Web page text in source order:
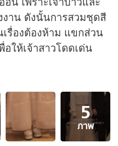
งาน ดังนั้นการสวมชุดสี
รื่องต้องห้าม แขกส่วน
ให้เจ้าสาวโดดเด่น
5
ภาพ